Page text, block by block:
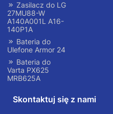
Zasilacz do LG
27MU88-W
A140A001L A16-
140P1A
Bateria do
Ulefone Armor 24
Bateria do
Varta PX625
MRB625A
Skontaktuj się z nami